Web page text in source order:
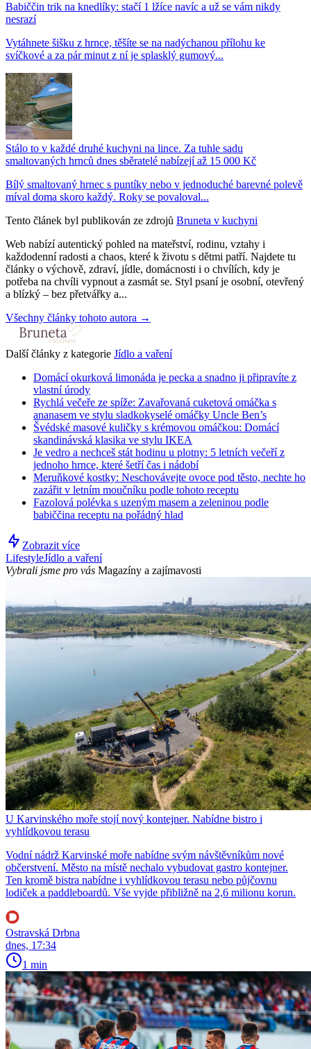
Babiččin trik na knedlíky: stačí 1 lžíce navíc a už se vám nikdy
nesrazí
Vytáhnete šišku z hrnce, těšíte se na nadýchanou přílohu ke
svíčkové a za pár minut z ní je splasklý gumový...
Stálo to v každé druhé kuchyni na lince. Za tuhle sadu
smaltovaných hrnců dnes sběratelé nabízejí až 15 000 Kč
Bílý smaltovaný hrnec s puntíky nebo v jednoduché barevné polevě
míval doma skoro každý. Roky se povaloval...
Tento článek byl publikován ze zdrojů Bruneta v kuchyni
Web nabízí autentický pohled na mateřství, rodinu, vztahy i
každodenní radosti a chaos, které k životu s dětmi patří. Najdete tu
články o výchově, zdraví, jídle, domácnosti i o chvílích, kdy je
potřeba na chvíli vypnout a zasmát se. Styl psaní je osobní, otevřený
a blízký – bez přetvářky a...
Všechny články tohoto autora →
Další články z kategorie Jídlo a vaření
Domácí okurková limonáda je pecka a snadno ji připravíte z
vlastní úrody
Rychlá večeře ze spíže: Zavařovaná cuketová omáčka s
ananasem ve stylu sladkokyselé omáčky Uncle Ben’s
Švédské masové kuličky s krémovou omáčkou: Domácí
skandinávská klasika ve stylu IKEA
Je vedro a nechceš stát hodinu u plotny: 5 letních večeří z
jednoho hrnce, které šetří čas i nádobí
Meruňkové kostky: Neschovávejte ovoce pod těsto, nechte ho
zazářit v letním moučníku podle tohoto receptu
Fazolová polévka s uzeným masem a zeleninou podle
babiččina receptu na pořádný hlad
Zobrazit více
LifestyleJídlo a vaření
Vybrali jsme pro vás Magazíny a zajímavosti
U Karvinského moře stojí nový kontejner. Nabídne bistro i
vyhlídkovou terasu
Vodní nádrž Karvinské moře nabídne svým návštěvníkům nové
občerstvení. Město na místě nechalo vybudovat gastro kontejner.
Ten kromě bistra nabídne i vyhlídkovou terasu nebo půjčovnu
lodiček a paddleboardů. Vše vyjde přibližně na 2,6 milionu korun.
Ostravská Drbna
dnes, 17:34
1 min